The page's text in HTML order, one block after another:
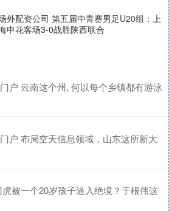
外配资公司 第五届中青赛男足U20组：上
申花客场3-0战胜陕西联合
户 云南这个州, 何以每个乡镇都有游泳
户 布局空天信息领域，山东这所新大
被一个20岁孩子逼入绝境？于根伟这